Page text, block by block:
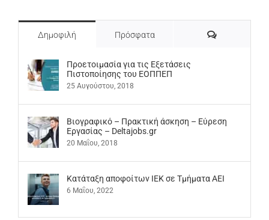
Δημοφιλή Πρόσφατα Σχόλια
Προετοιμασία για τις Εξετάσεις
Πιστοποίησης του ΕΟΠΠΕΠ
25 Αυγούστου, 2018
Βιογραφικό – Πρακτική άσκηση – Εύρεση
Εργασίας – Deltajobs.gr
20 Μαΐου, 2018
Kατάταξη αποφοίτων ΙΕΚ σε Τμήματα ΑΕΙ
6 Μαΐου, 2022